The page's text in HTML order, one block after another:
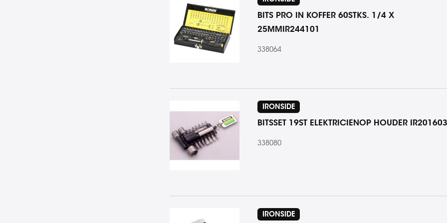
BITS PRO IN KOFFER 60STKS. 1/4 X
25MMIR244101
338064
IRONSIDE
BITSSET 19ST ELEKTRICIENOP HOUDER IR201603
338080
IRONSIDE